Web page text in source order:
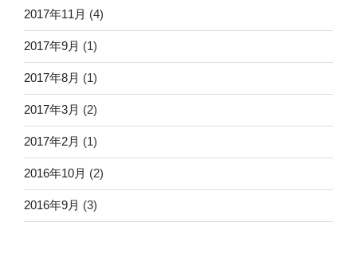
2017年11月 (4)
2017年9月 (1)
2017年8月 (1)
2017年3月 (2)
2017年2月 (1)
2016年10月 (2)
2016年9月 (3)